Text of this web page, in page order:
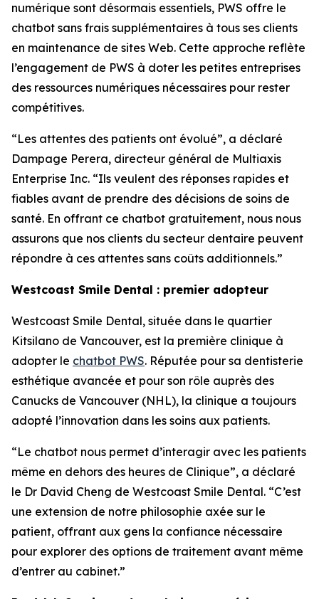
numérique sont désormais essentiels, PWS offre le
chatbot sans frais supplémentaires à tous ses clients
en maintenance de sites Web. Cette approche reflète
l’engagement de PWS à doter les petites entreprises
des ressources numériques nécessaires pour rester
compétitives.
“Les attentes des patients ont évolué”, a déclaré
Dampage Perera, directeur général de Multiaxis
Enterprise Inc. “Ils veulent des réponses rapides et
fiables avant de prendre des décisions de soins de
santé. En offrant ce chatbot gratuitement, nous nous
assurons que nos clients du secteur dentaire peuvent
répondre à ces attentes sans coûts additionnels.”
Westcoast Smile Dental : premier adopteur
Westcoast Smile Dental, située dans le quartier
Kitsilano de Vancouver, est la première clinique à
adopter le chatbot PWS. Réputée pour sa dentisterie
esthétique avancée et pour son rôle auprès des
Canucks de Vancouver (NHL), la clinique a toujours
adopté l’innovation dans les soins aux patients.
“Le chatbot nous permet d’interagir avec les patients
même en dehors des heures de Clinique”, a déclaré
le Dr David Cheng de Westcoast Smile Dental. “C’est
une extension de notre philosophie axée sur le
patient, offrant aux gens la confiance nécessaire
pour explorer des options de traitement avant même
d’entrer au cabinet.”